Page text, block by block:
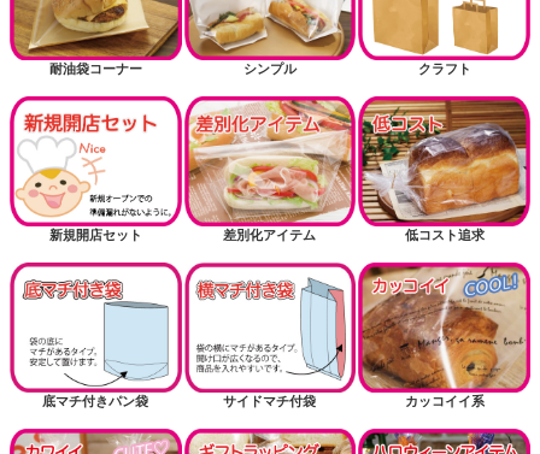
耐油袋コーナー シンプル クラフト
新規開店セット 差別化アイテム 低コスト追求
底マチ付きパン袋 サイドマチ付袋 カッコイイ系